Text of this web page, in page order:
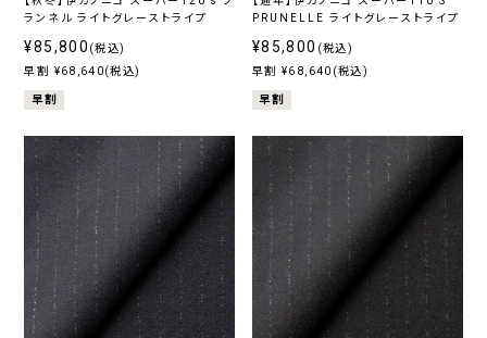
ランネル ライトグレーストライプ
¥85,800 (税込)
早割 ¥68,640(税込)
早割
PRUNELLE ライトグレーストライプ
¥85,800 (税込)
早割 ¥68,640(税込)
早割